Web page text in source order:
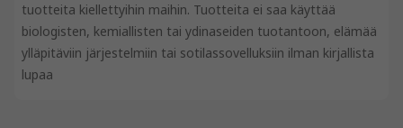
tuotteita kiellettyihin maihin. Tuotteita ei saa käyttää
biologisten, kemiallisten tai ydinaseiden tuotantoon, elämää
ylläpitäviin järjestelmiin tai sotilassovelluksiin ilman kirjallista
lupaa